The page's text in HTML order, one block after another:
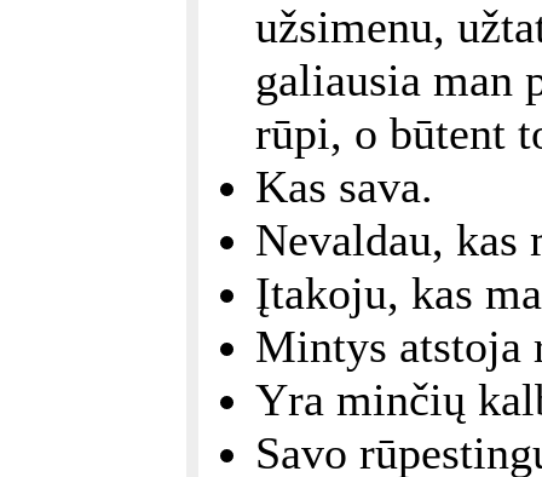
užsimenu,
galiausia man
rūpi, o būtent
Kas sava.
Nevaldau, kas
Įtakoju, kas
Mintys atstoja
Yra minčių
Savo